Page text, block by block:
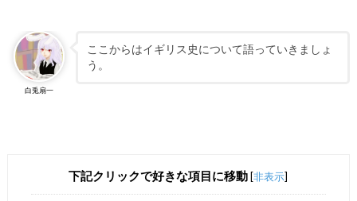
白兎扇一
ここからはイギリス史について語っていきましょ
う。
下記クリックで好きな項目に移動 [非表示]